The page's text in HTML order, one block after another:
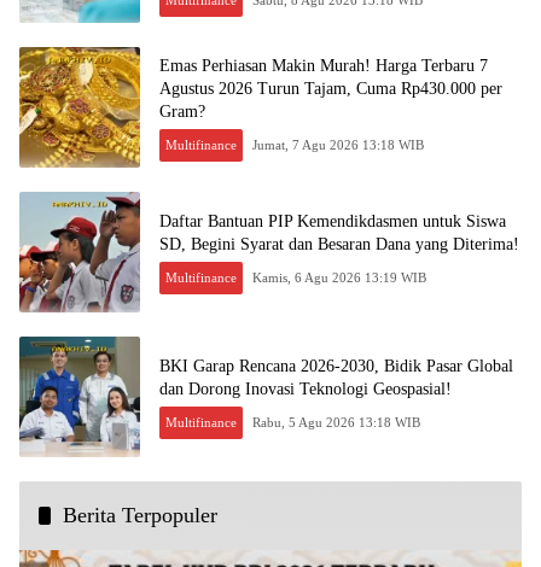
Emas Perhiasan Makin Murah! Harga Terbaru 7
Agustus 2026 Turun Tajam, Cuma Rp430.000 per
Gram?
Multifinance Jumat, 7 Agu 2026 13:18 WIB
Daftar Bantuan PIP Kemendikdasmen untuk Siswa
SD, Begini Syarat dan Besaran Dana yang Diterima!
Multifinance Kamis, 6 Agu 2026 13:19 WIB
BKI Garap Rencana 2026-2030, Bidik Pasar Global
dan Dorong Inovasi Teknologi Geospasial!
Multifinance Rabu, 5 Agu 2026 13:18 WIB
Berita Terpopuler